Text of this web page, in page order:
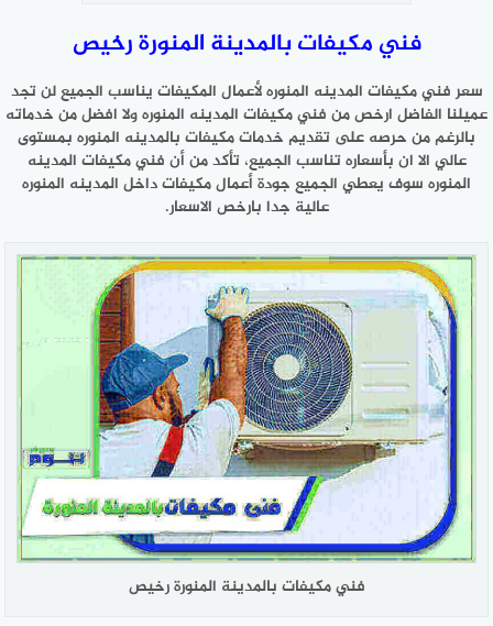
فني مكيفات بالمدينة المنورة رخيص
سعر فني مكيفات المدينه المنوره لأعمال المكيفات يناسب الجميع لن تجد
عميلنا الفاضل ارخص من فني مكيفات المدينه المنوره ولا افضل من خدماته
بالرغم من حرصه على تقديم خدمات مكيفات بالمدينه المنوره بمستوى
عالي الا ان بأسعاره تناسب الجميع، تأكد من أن فني مكيفات المدينه
المنوره سوف يعطي الجميع جودة أعمال مكيفات داخل المدينه المنوره
عالية جدا بارخص الاسعار.
فني مكيفات بالمدينة المنورة رخيص